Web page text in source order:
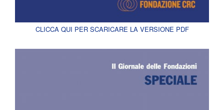
CLICCA QUI PER SCARICARE LA VERSIONE PDF